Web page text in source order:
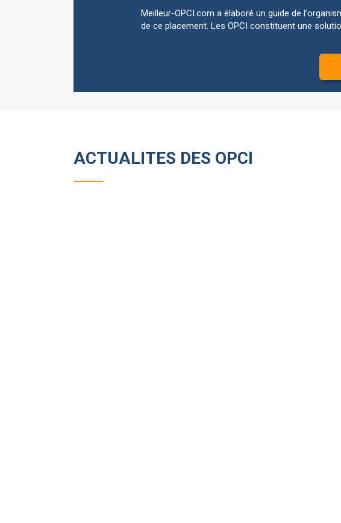
Meilleur-OPCI.com a élaboré un guide de
de ce placement. Les OPCI constituent une
ACTUALITES DES OPCI